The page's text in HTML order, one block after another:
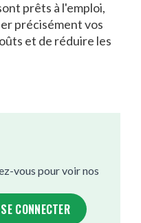
prêts à l'emploi,
précisément vos
et de réduire les
vous pour voir nos
CONNECTER